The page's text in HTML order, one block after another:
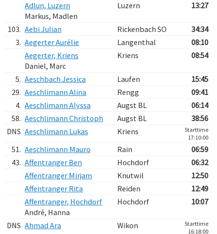
Adlun, Luzern
Markus, Madlen
Luzern 13:27
103. Aebi Julian Rickenbach SO
34:34
3. Aegerter Aurélie Langenthal
08:10
Aegerter, Kriens
Daniel, Marc
Kriens 08:54
5. Aeschbach Jessica Laufen
15:45
29. Aeschlimann Alina Rengg
09:41
4. Aeschlimann Alyssa Augst BL
06:14
58. Aeschlimann Christoph Augst BL
38:56
DNS Aeschlimann Lukas Kriens
Starttime
17:10:00
51. Aeschlimann Mauro Rain
06:59
43. Affentranger Ben Hochdorf
06:32
Affentranger Mirjam
Knutwil
12:50
Affentranger Rita
Reiden
12:49
Affentranger, Hochdorf
André, Hanna
Hochdorf 10:07
DNS Ahmad Ara Wikon
Starttime
16:18:00